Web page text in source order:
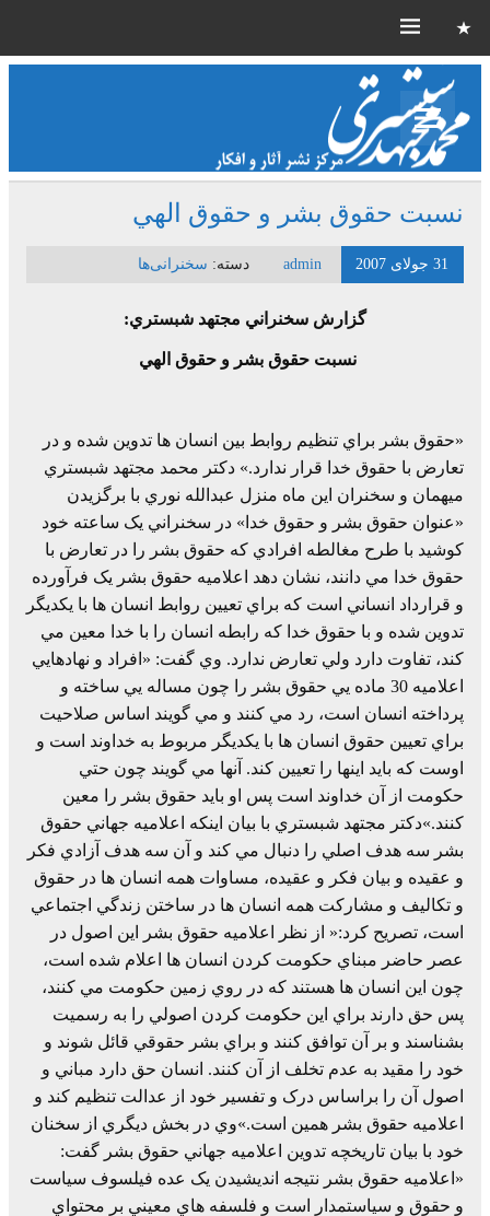
نسبت حقوق بشر و حقوق الهي
31 جولای 2007 admin دسته: سخنرانی‌ها
گزارش سخنراني مجتهد شبستري:
نسبت حقوق بشر و حقوق الهي
«حقوق بشر براي تنظيم روابط بين انسان ها تدوين شده و در
تعارض با حقوق خدا قرار ندارد.» دکتر محمد مجتهد شبستري
ميهمان و سخنران اين ماه منزل عبدالله نوري با برگزيدن
«عنوان حقوق بشر و حقوق خدا» در سخنراني يک ساعته خود
کوشيد با طرح مغالطه افرادي که حقوق بشر را در تعارض با
حقوق خدا مي دانند، نشان دهد اعلاميه حقوق بشر يک فرآورده
و قرارداد انساني است که براي تعيين روابط انسان ها با يکديگر
تدوين شده و با حقوق خدا که رابطه انسان را با خدا معين مي
کند، تفاوت دارد ولي تعارض ندارد. وي گفت: «افراد و نهادهايي
اعلاميه 30 ماده يي حقوق بشر را چون مساله يي ساخته و
پرداخته انسان است، رد مي کنند و مي گويند اساس صلاحيت
براي تعيين حقوق انسان ها با يکديگر مربوط به خداوند است و
اوست که بايد اينها را تعيين کند. آنها مي گويند چون حتي
حکومت از آن خداوند است پس او بايد حقوق بشر را معين
کنند.»دکتر مجتهد شبستري با بيان اينکه اعلاميه جهاني حقوق
بشر سه هدف اصلي را دنبال مي کند و آن سه هدف آزادي فکر
و عقيده و بيان فکر و عقيده، مساوات همه انسان ها در حقوق
و تکاليف و مشارکت همه انسان ها در ساختن زندگي اجتماعي
است، تصريح کرد:« از نظر اعلاميه حقوق بشر اين اصول در
عصر حاضر مبناي حکومت کردن انسان ها اعلام شده است،
چون اين انسان ها هستند که در روي زمين حکومت مي کنند،
پس حق دارند براي اين حکومت کردن اصولي را به رسميت
بشناسند و بر آن توافق کنند و براي بشر حقوقي قائل شوند و
خود را مقيد به عدم تخلف از آن کنند. انسان حق دارد مباني و
اصول آن را براساس درک و تفسير خود از عدالت تنظيم کند و
اعلاميه حقوق بشر همين است.»وي در بخش ديگري از سخنان
خود با بيان تاريخچه تدوين اعلاميه جهاني حقوق بشر گفت:
«اعلاميه حقوق بشر نتيجه انديشيدن يک عده فيلسوف سياست
و حقوق و سياستمدار است و فلسفه هاي معيني بر محتواي